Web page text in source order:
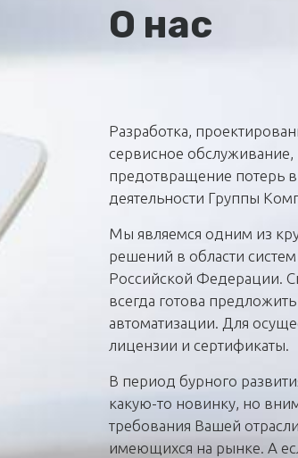
О нас
Разработка,
сервисное
предотвращение потерь
деятельности Группы
Мы являемся одним из
решений в области
Российской Федерации.
всегда готова
автоматизации. Для
лицензии и сертификаты.
В период бурного
какую-то новинку, но
требования Вашей
имеющихся на рынке. А